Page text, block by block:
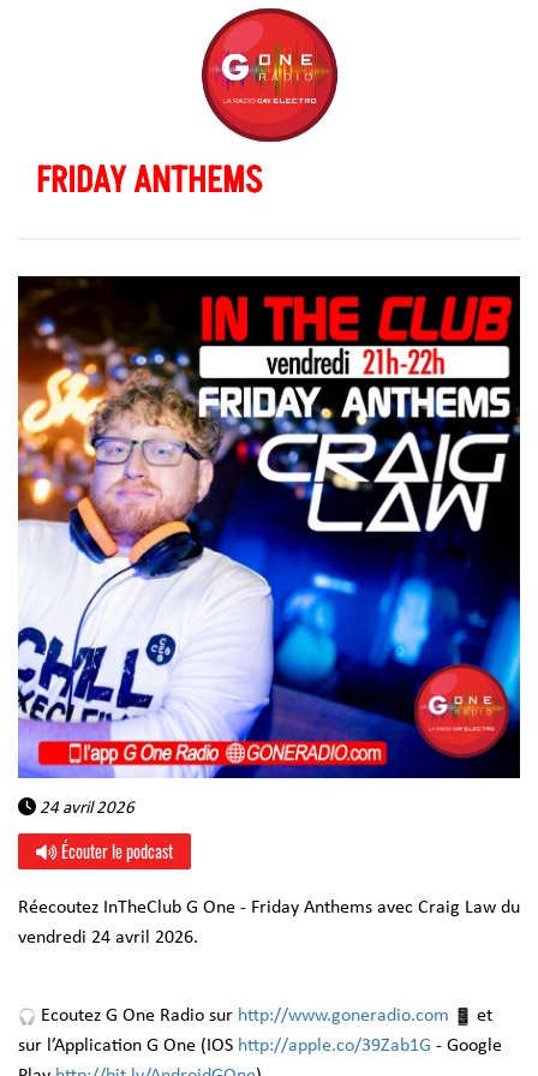
FRIDAY ANTHEMS
24 avril 2026
Écouter le podcast
Réecoutez InTheClub G One - Friday Anthems avec Craig Law du
vendredi 24 avril 2026.
Ecoutez G One Radio sur http://www.goneradio.com
et
sur l’Application G One (IOS http://apple.co/39Zab1G - Google